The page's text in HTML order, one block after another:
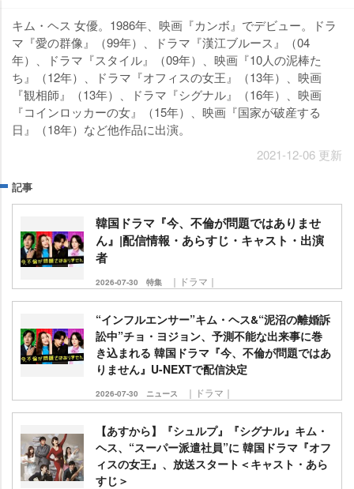
キム・ヘス 女優。1986年、映画『カンボ』でデビュー。ドラ
マ『愛の群像』（99年）、ドラマ『漢江ブルース』（04
年）、ドラマ『スタイル』（09年）、映画『10人の泥棒た
ち』（12年）、ドラマ『オフィスの女王』（13年）、映画
『観相師』（13年）、ドラマ『シグナル』（16年）、映画
『コインロッカーの女』（15年）、映画『国家が破産する
日』（18年）など他作品に出演。
2021-12-06 更新
記事
韓国ドラマ『今、不倫が問題ではありませ
ん』|配信情報・あらすじ・キャスト・出演
者
2026-07-30 特集 ｜ドラマ｜
“インフルエンサー”キム・ヘス&“泥沼の離婚訴
訟中”チョ・ヨジョン、予測不能な出来事に巻
き込まれる 韓国ドラマ『今、不倫が問題ではあ
りません』U-NEXTで配信決定
2026-07-30 ニュース ｜ドラマ｜
【あすから】『シュルプ』『シグナル』キム・
ヘス、“スーパー派遣社員”に 韓国ドラマ『オフ
ィスの女王』、放送スタート＜キャスト・あら
すじ＞